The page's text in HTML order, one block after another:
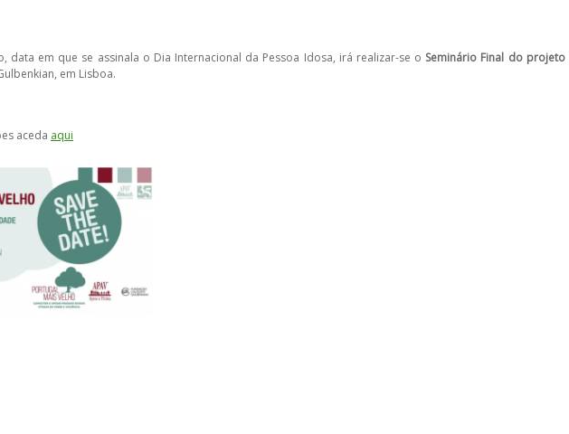
data em que se assinala o Dia Internacional da Pessoa Idosa, irá realizar-se o Seminário Final do projeto
em Lisboa.
aceda aqui